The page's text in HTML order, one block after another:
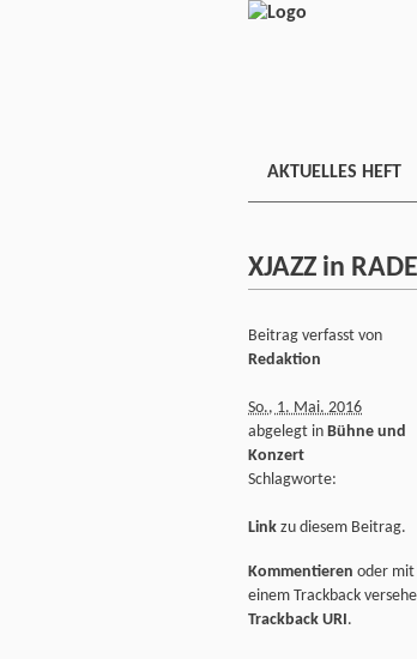
AKTUELLES HEFT
XJAZZ in
Beitrag verfasst von
Redaktion
So., 1. Mai. 2016
abgelegt in Bühne und
Konzert
Schlagworte:
Link zu diesem Beitrag.
Kommentieren oder mit
einem Trackback
Trackback URI.